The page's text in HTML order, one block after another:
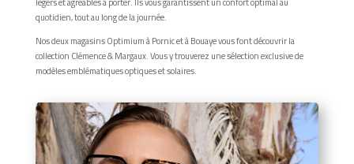
quotidien, tout au long de la journée.
Nos deux magasins Optimium à Pornic et à Bouaye vous font découvrir la
collection Clémence & Margaux. Vous y trouverez une sélection exclusive de
modèles emblématiques optiques et solaires.